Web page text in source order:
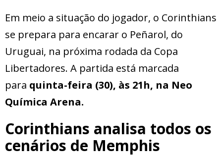
Em meio a situação do jogador, o Corinthians
se prepara para encarar o Peñarol, do
Uruguai, na próxima rodada da Copa
Libertadores. A partida está marcada
para quinta-feira (30), às 21h, na Neo
Química Arena.
Corinthians analisa todos os
cenários de Memphis